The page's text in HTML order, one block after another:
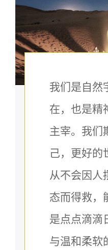
我们是自然
在，也是精
主宰。我们
己，更好的
从不会因人
态而得救，
是点点滴滴
与温和柔软